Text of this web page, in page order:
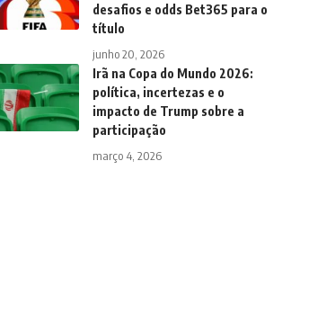
desafios e odds Bet365 para o
título
junho 20, 2026
Irã na Copa do Mundo 2026:
política, incertezas e o
impacto de Trump sobre a
participação
março 4, 2026